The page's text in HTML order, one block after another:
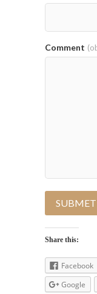
Comment
Share this:
Facebook
Google